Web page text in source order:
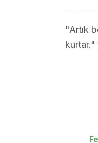
"Artık
kurtar."